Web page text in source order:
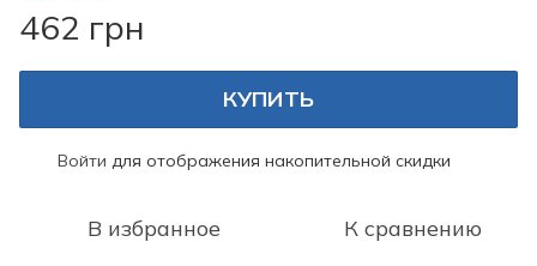
462 грн
КУПИТЬ
Войти для отображения накопительной скидки
В избранное К сравнению